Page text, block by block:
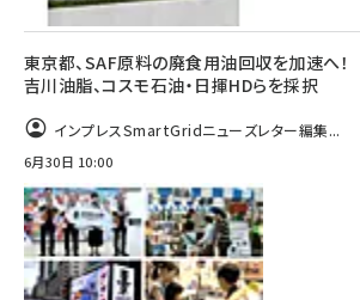
東京都、SAF原料の廃食用油回収を加速へ！
吉川油脂、コスモ石油・日揮HDらを採択
インプレスSmartGridニューズレター編集...
6月30日 10:00